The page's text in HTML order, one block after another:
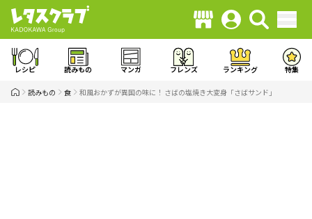
レシピ 読みもの マンガ フレンズ ランキング 特集
読みもの 食 和風おかずが異国の味に！ さばの塩焼き大変身「さばサンド」